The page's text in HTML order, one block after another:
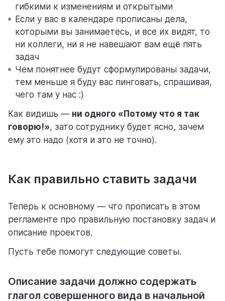
гибкими к изменениям и открытыми
Если у вас в календаре прописаны дела,
которыми вы занимаетесь, и все их видят, то
ни коллеги, ни я не навешают вам ещё пять
задач
Чем понятнее будут сформулированы задачи,
тем меньше я буду вас пинговать, спрашивая,
чего там у нас :)
Как видишь — ни одного «Потому что я так
говорю!», зато сотруднику будет ясно, зачем
ему это надо (хотя и это не точно).
Как правильно ставить задачи
Теперь к основному — что прописать в этом
регламенте про правильную постановку задач и
описание проектов.
Пусть тебе помогут следующие советы.
Описание задачи должно содержать
глагол совершенного вида в начальной